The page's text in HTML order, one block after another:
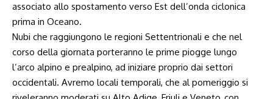
associato allo spostamento verso Est dell’onda ciclonica
prima in Oceano.
Nubi che raggiungono le regioni Settentrionali e che nel
corso della giornata porteranno le prime piogge lungo
l’arco alpino e prealpino, ad iniziare proprio dai settori
occidentali. Avremo locali temporali, che al pomeriggio si